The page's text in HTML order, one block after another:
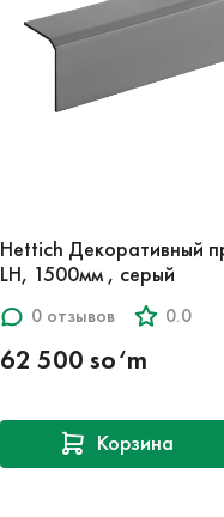
Hettich Декоративный
LH, 1500мм , серый
0 отзывов 0.0
62 500 so‘m
Корзина